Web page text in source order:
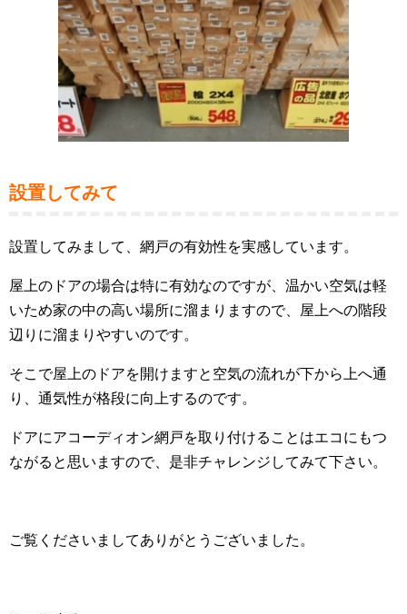
設置してみて
設置してみまして、網戸の有効性を実感しています。
屋上のドアの場合は特に有効なのですが、温かい空気は軽
いため家の中の高い場所に溜まりますので、屋上への階段
辺りに溜まりやすいのです。
そこで屋上のドアを開けますと空気の流れが下から上へ通
り、通気性が格段に向上するのです。
ドアにアコーディオン網戸を取り付けることはエコにもつ
ながると思いますので、是非チャレンジしてみて下さい。
ご覧くださいましてありがとうございました。